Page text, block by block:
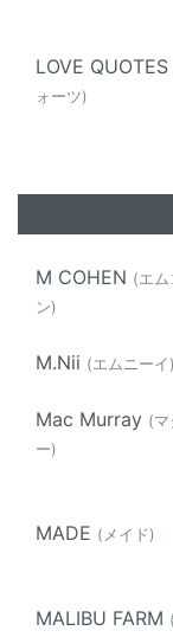
LOVE QUOTES
ォーツ)
M COHEN (エム
ン)
M.Nii (エムニーイ)
Mac Murray (マ
ー)
MADE (メイド)
MALIBU FARM